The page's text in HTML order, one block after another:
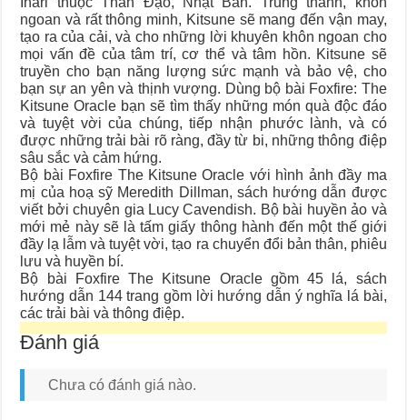
ngoan và rất thông minh, Kitsune sẽ mang đến vận may,
tạo ra của cải, và cho những lời khuyên khôn ngoan cho
mọi vấn đề của tâm trí, cơ thể và tâm hồn. Kitsune sẽ
truyền cho bạn năng lượng sức mạnh và bảo vệ, cho
bạn sự an yên và thịnh vượng. Dùng bộ bài Foxfire: The
Kitsune Oracle bạn sẽ tìm thấy những món quà độc đáo
và tuyệt vời của chúng, tiếp nhận phước lành, và có
được những trải bài rõ ràng, đầy từ bi, những thông điệp
sâu sắc và cảm hứng.
Bộ bài Foxfire The Kitsune Oracle với hình ảnh đầy ma
mị của hoạ sỹ Meredith Dillman, sách hướng dẫn được
viết bởi chuyên gia Lucy Cavendish. Bộ bài huyền ảo và
mới mẻ này sẽ là tấm giấy thông hành đến một thế giới
đầy lạ lẫm và tuyệt vời, tạo ra chuyển đổi bản thân, phiêu
lưu và huyền bí.
Bộ bài Foxfire The Kitsune Oracle gồm 45 lá, sách
hướng dẫn 144 trang gồm lời hướng dẫn ý nghĩa lá bài,
các trải bài và thông điệp.
Đánh giá
Chưa có đánh giá nào.